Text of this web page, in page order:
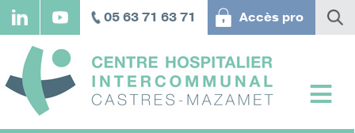
Aller
principal
05 63 71 63 71 Accès pro